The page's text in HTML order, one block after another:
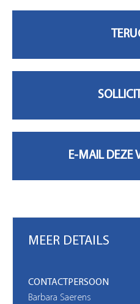
CONTACT
MEER DETAILS
CONTACTPERSOON
Barbara Saerens